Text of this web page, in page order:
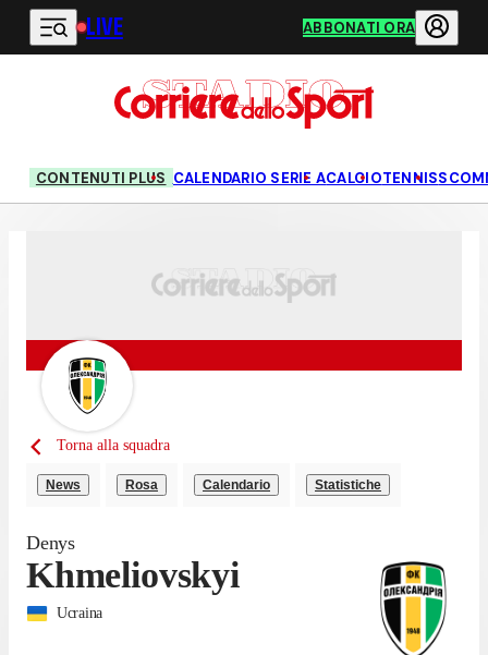
Vai al contenuto principale
LIVE ABBONATI ORA
CONTENUTI PLUS CALENDARIO SERIE ACALCIOTENNIS
Torna alla squadra
News Rosa Calendario Statistiche
Denys
Khmeliovskyi
Ucraina